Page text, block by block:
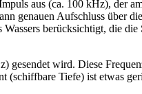
aus (ca. 100 kHz), der
genauen Aufschluss über
berücksichtigt, die
gesendet wird. Diese
Tiefe) ist etwas